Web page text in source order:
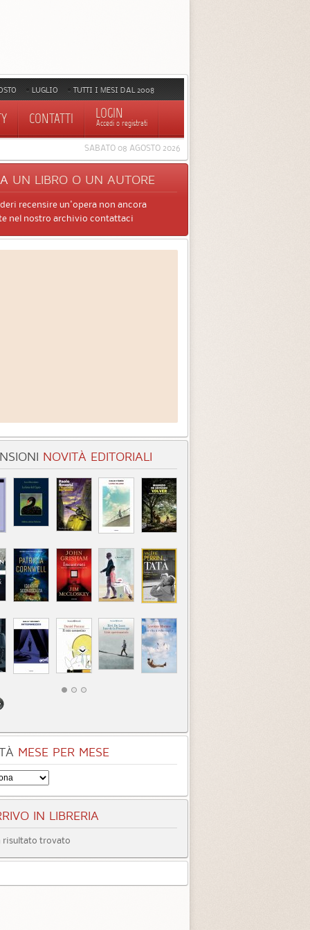
LUGLIO TUTTI I MESI DAL 2008
CONTATTI LOGIN
Accedi o registrati
SABATO 08 AGOSTO 2026
UN LIBRO O UN AUTORE
recensire un'opera non ancora
nel nostro archivio contattaci
NOVITÀ EDITORIALI
MESE PER MESE
IN LIBRERIA
risultato trovato